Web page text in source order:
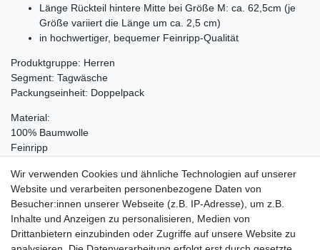
Länge Rückteil hintere Mitte bei Größe M: ca. 62,5cm (je
Größe variiert die Länge um ca. 2,5 cm)
in hochwertiger, bequemer Feinripp-Qualität
Produktgruppe: Herren
Segment: Tagwäsche
Packungseinheit: Doppelpack
Material:
100% Baumwolle
Feinripp
Pflegehinweis:
Waschen bei 95°C, Nicht bleichen, Trockner (Stufe 1), Heiss
Bügeln (Stufe 3), Nicht chemisch reinigen
Wir verwenden Cookies und ähnliche Technologien auf unserer
Website und verarbeiten personenbezogene Daten von
Besucher:innen unserer Webseite (z.B. IP-Adresse), um z.B.
Inhalte und Anzeigen zu personalisieren, Medien von
Drittanbietern einzubinden oder Zugriffe auf unsere Website zu